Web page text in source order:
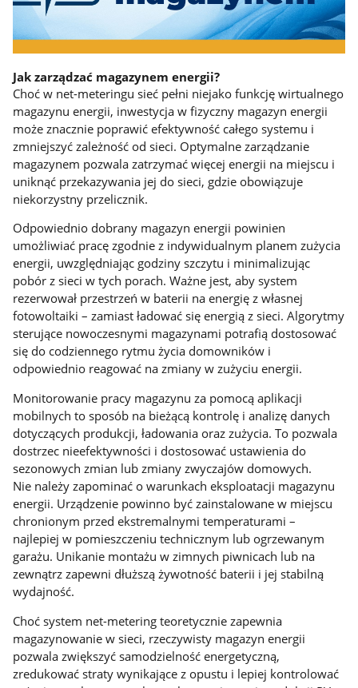
Jak zarządzać magazynem energii?
Choć w net-meteringu sieć pełni niejako funkcję wirtualnego
magazynu energii, inwestycja w fizyczny magazyn energii
może znacznie poprawić efektywność całego systemu i
zmniejszyć zależność od sieci. Optymalne zarządzanie
magazynem pozwala zatrzymać więcej energii na miejscu i
uniknąć przekazywania jej do sieci, gdzie obowiązuje
niekorzystny przelicznik.
Odpowiednio dobrany magazyn energii powinien
umożliwiać pracę zgodnie z indywidualnym planem zużycia
energii, uwzględniając godziny szczytu i minimalizując
pobór z sieci w tych porach. Ważne jest, aby system
rezerwował przestrzeń w baterii na energię z własnej
fotowoltaiki – zamiast ładować się energią z sieci. Algorytmy
sterujące nowoczesnymi magazynami potrafią dostosować
się do codziennego rytmu życia domowników i
odpowiednio reagować na zmiany w zużyciu energii.
Monitorowanie pracy magazynu za pomocą aplikacji
mobilnych to sposób na bieżącą kontrolę i analizę danych
dotyczących produkcji, ładowania oraz zużycia. To pozwala
dostrzec nieefektywności i dostosować ustawienia do
sezonowych zmian lub zmiany zwyczajów domowych.
Nie należy zapominać o warunkach eksploatacji magazynu
energii. Urządzenie powinno być zainstalowane w miejscu
chronionym przed ekstremalnymi temperaturami –
najlepiej w pomieszczeniu technicznym lub ogrzewanym
garażu. Unikanie montażu w zimnych piwnicach lub na
zewnątrz zapewni dłuższą żywotność baterii i jej stabilną
wydajność.
Choć system net-metering teoretycznie zapewnia
magazynowanie w sieci, rzeczywisty magazyn energii
pozwala zwiększyć samodzielność energetyczną,
zredukować straty wynikające z opustu i lepiej kontrolować